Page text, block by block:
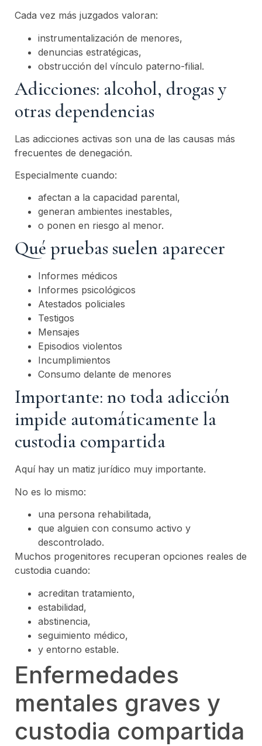
Cada vez más juzgados valoran:
instrumentalización de menores,
denuncias estratégicas,
obstrucción del vínculo paterno-filial.
Adicciones: alcohol, drogas y
otras dependencias
Las adicciones activas son una de las causas más
frecuentes de denegación.
Especialmente cuando:
afectan a la capacidad parental,
generan ambientes inestables,
o ponen en riesgo al menor.
Qué pruebas suelen aparecer
Informes médicos
Informes psicológicos
Atestados policiales
Testigos
Mensajes
Episodios violentos
Incumplimientos
Consumo delante de menores
Importante: no toda adicción
impide automáticamente la
custodia compartida
Aquí hay un matiz jurídico muy importante.
No es lo mismo:
una persona rehabilitada,
que alguien con consumo activo y
descontrolado.
Muchos progenitores recuperan opciones reales de
custodia cuando:
acreditan tratamiento,
estabilidad,
abstinencia,
seguimiento médico,
y entorno estable.
Enfermedades
mentales graves y
custodia compartida